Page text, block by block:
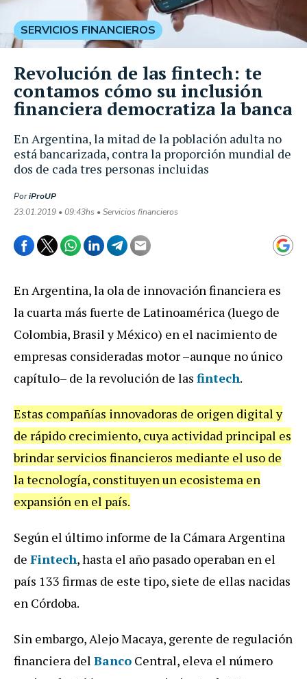
En Argentina, la mitad de la población adulta no
está bancarizada, contra la proporción mundial de
dos de cada tres personas incluidas
PoriProUP
23.01.2019 • 09:43hs • Servicios financieros
SERVICIOS FINANCIEROS
Revolución de las fintech: te
contamos cómo su inclusión
financiera democratiza la banca
En Argentina, la ola de innovación financiera es
la cuarta más fuerte de Latinoamérica (luego de
Colombia, Brasil y México) en el nacimiento de
empresas consideradas motor –aunque no único
capítulo– de la revolución de las fintech.
Estas compañías innovadoras de origen digital y
de rápido crecimiento, cuya actividad principal es
brindar servicios financieros mediante el uso de
la tecnología, constituyen un ecosistema en
expansión en el país.
Según el último informe de la Cámara Argentina
de Fintech, hasta el año pasado operaban en el
país 133 firmas de este tipo, siete de ellas nacidas
en Córdoba.
Sin embargo, Alejo Macaya, gerente de regulación
financiera del Banco Central, eleva el número